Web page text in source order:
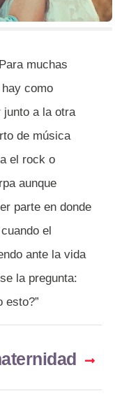
muchas
como
junto a la otra
de música
el rock o
aunque
parte en donde
el
ante la vida
la pregunta:
esto?”